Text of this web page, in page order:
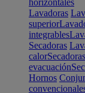
horizontales
Lavadoras
superior
integrables
Secadoras
calor
evacuación
Hornos